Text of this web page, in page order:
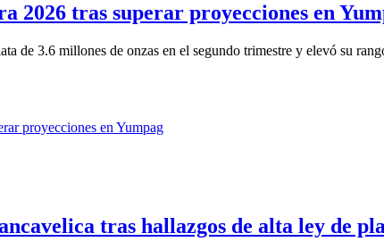
2026 tras superar proyecciones en
de 3.6 millones de onzas en el segundo trimestre y elevó su
tras hallazgos de alta ley de